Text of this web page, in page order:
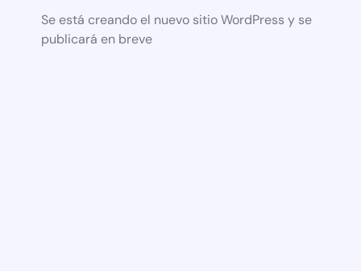
Se está creando el nuevo sitio WordPress y se
publicará en breve